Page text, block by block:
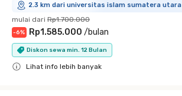
2.3 km dari universitas islam sumatera utara
mulai dari Rp1.700.000
-6% Rp1.585.000 /bulan
Diskon sewa min. 12 Bulan
Lihat info lebih banyak